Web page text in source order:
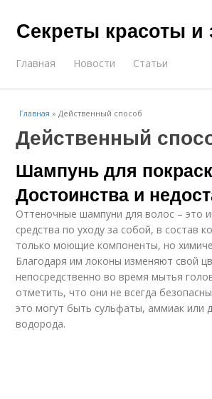
Секреты красоты и
Главная Новости Статьи
Главная »Действенный способ
Действенный
Шампунь для
Достоинства и
Оттеночные шампуни для волос – это
средства по уходу за собой, в состав
только моющие компоненты, но
Благодаря им локоны изменяют свой
непосредственно во время мытья
отметить, что они не всегда
это могут быть сульфаты, аммиак или
водорода.